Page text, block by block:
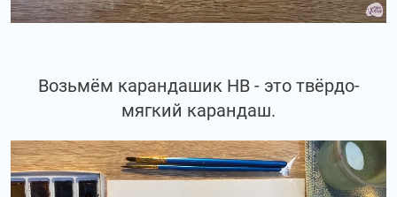
Возьмём карандашик НВ - это твёрдо-
мягкий карандаш.